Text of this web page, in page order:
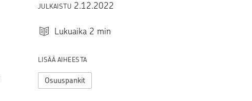
JULKAISTU 2.12.2022
Lukuaika 2 min
LISÄÄ AIHEESTA
Osuuspankit